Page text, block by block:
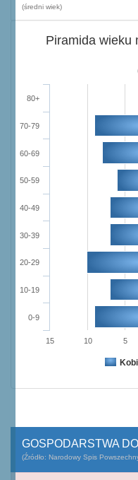
(średni wiek)
Piramida wieku
0-9
10-19
20-29
30-39
40-49
50-59
60-69
70-79
80+
15 10 5
GOSPODARSTWA
(Źródło: Narodowy Spis